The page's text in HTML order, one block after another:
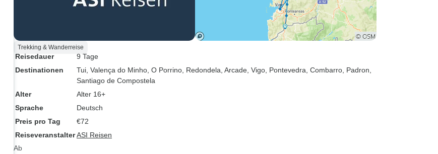
Trekking & Wanderreise
Reisedauer
9 Tage
Destinationen
Tui , Valença do Minho , O Porrino , Redondela , Arcade , Vigo , Pontevedra , Combarro , Padron
Santiago de Compostela
Alter
Alter 16+
Sprache
Deutsch
Preis pro Tag
€72
ReiseveranstalterASI Reisen
Ab